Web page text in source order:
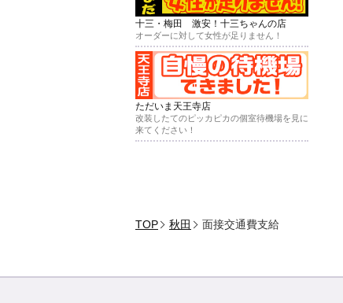
十三・梅田 激安！十三ちゃんの店
オーダーに対して女性が足りません！
ただいま天王寺店
改装したてのピッカピカの個室待機場を見に
来てください！
TOP 秋田 面接交通費支給